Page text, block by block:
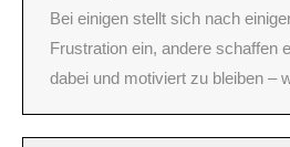
Bei einigen stellt sich nach
Frustration ein, andere schaffen
dabei und motiviert zu bleiben –